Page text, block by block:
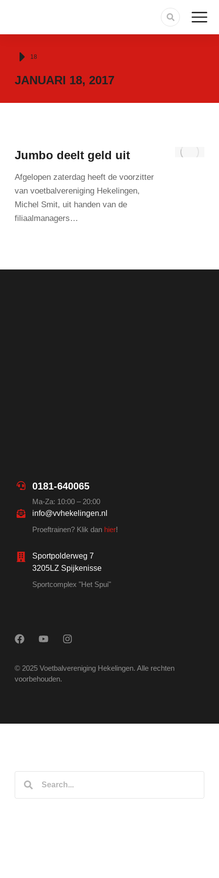
Je bent hier:
18
JANUARI 18, 2017
Jumbo deelt geld uit
Afgelopen zaterdag heeft de voorzitter
van voetbalvereniging Hekelingen,
Michel Smit, uit handen van de
filiaalmanagers…
0181-640065
Ma-Za: 10:00 – 20:00
info@vvhekelingen.nl
Proeftrainen? Klik dan hier!
Sportpolderweg 7
3205LZ Spijkenisse
Sportcomplex "Het Spui"
© 2025 Voetbalvereniging Hekelingen. Alle rechten
voorbehouden.